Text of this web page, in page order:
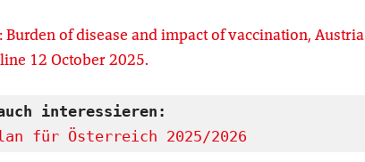
of disease and impact of vaccination, Austria
12 October2025.
interessieren:
für Österreich 2025/2026